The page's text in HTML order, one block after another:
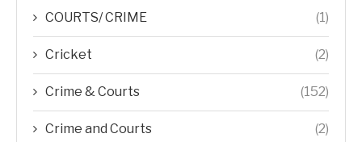
COURTS/ CRIME (1)
Cricket (2)
Crime & Courts (152)
Crime and Courts (2)